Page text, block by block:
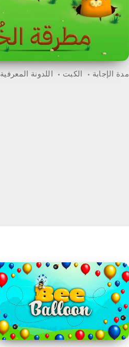
مدة الإجابة الكبت اللدونة المعرفية